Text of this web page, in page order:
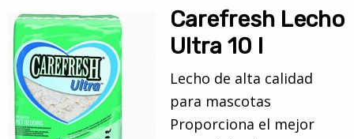
artículos
y
regalos
??
para
degús
Carefresh Lecho
Ultra 10 l
Lecho de alta calidad
para mascotas
Proporciona el mejor